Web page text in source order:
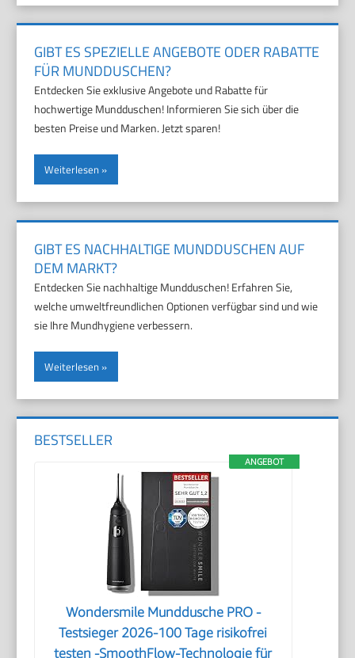
GIBT ES SPEZIELLE ANGEBOTE ODER RABATTE
FÜR MUNDDUSCHEN?
Entdecken Sie exklusive Angebote und Rabatte für
hochwertige Mundduschen! Informieren Sie sich über die
besten Preise und Marken. Jetzt sparen!
Weiterlesen
GIBT ES NACHHALTIGE MUNDDUSCHEN AUF
DEM MARKT?
Entdecken Sie nachhaltige Mundduschen! Erfahren Sie,
welche umweltfreundlichen Optionen verfügbar sind und wie
sie Ihre Mundhygiene verbessern.
Weiterlesen
BESTSELLER
ANGEBOT
Wondersmile Munddusche PRO -
Testsieger 2026-100 Tage risikofrei
testen -SmoothFlow-Technologie für